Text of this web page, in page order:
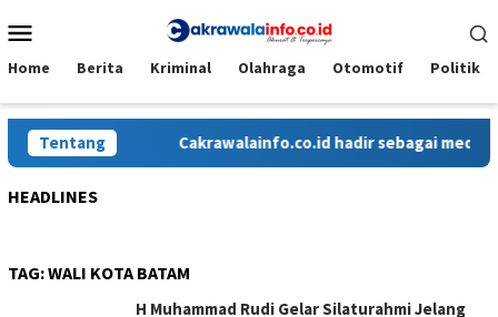
ke
Mobile
Home Berita Kriminal Olahraga Otomotif Politik
Tentang Cakrawalainfo.co.id hadir sebagai media
HEADLINES
TAG:WALI KOTA BATAM
H Muhammad Rudi Gelar Silaturahmi Jelang